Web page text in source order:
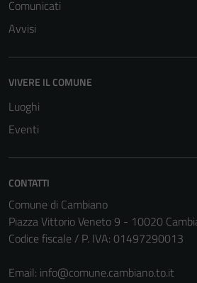
Comunicati
Avvisi
VIVERE IL COMUNE
Luoghi
Eventi
CONTATTI
Comune di Cambiano
Piazza Vittorio Veneto 9 - 10020
Codice fiscale / P. IVA: 01497290013
Email: info@comune.cambiano.to.it